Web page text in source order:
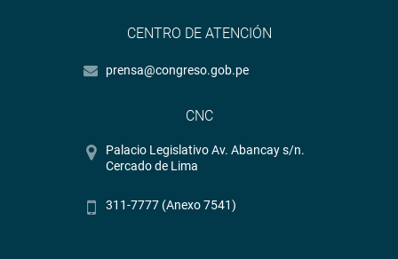
CENTRO DE ATENCIÓN
prensa@congreso.gob.pe
CNC
Palacio Legislativo Av. Abancay s/n.
Cercado de Lima
311-7777 (Anexo 7541)